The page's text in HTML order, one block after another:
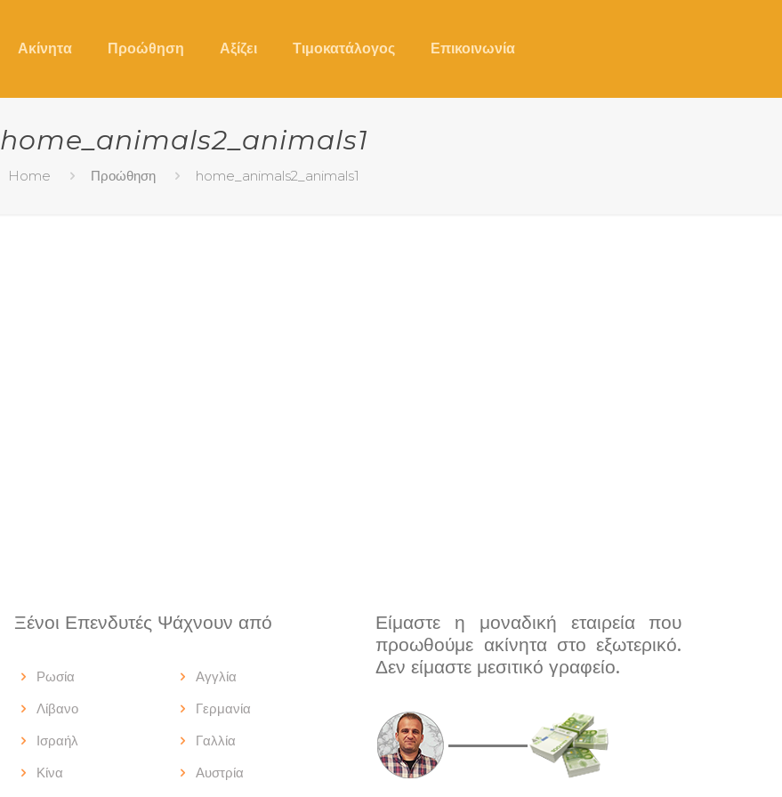
Ακίνητα Προώθηση Αξίζει Τιμοκατάλογος Επικοινωνία
home_animals2_animals1
Home Προώθηση home_animals2_animals1
Ξένοι Επενδυτές Ψάχνουν από
Ρωσία
Λίβανο
Ισραήλ
Κίνα
Αγγλία
Γερμανία
Γαλλία
Αυστρία
Είμαστε η μοναδική εταιρεία που
προωθούμε ακίνητα στο εξωτερικό.
Δεν είμαστε μεσιτικό γραφείο.